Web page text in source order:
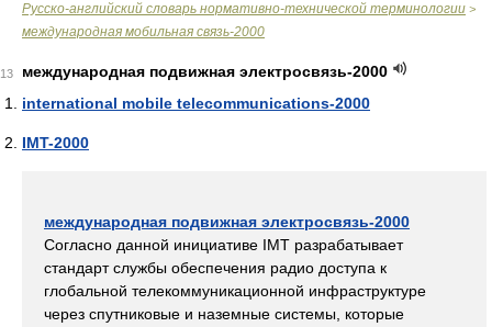
Русско-английский словарь нормативно-технической терминологии >
международная мобильная связь-2000
13
международная подвижная электросвязь-2000
international mobile telecommunications-2000
IMT-2000
международная подвижная электросвязь-2000
Согласно данной инициативе IMT разрабатывает
стандарт службы обеспечения радио доступа к
глобальной телекоммуникационной инфраструктуре
через спутниковые и наземные системы, которые